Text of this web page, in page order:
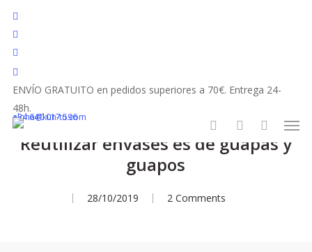
facebook
youtube
instagram
tiktok
ENVÍO GRATUITO en pedidos superiores a 70€. Entrega 24-
48h.
+34 640 017 596
aloha@kun-tu.com
searchaccount
Reutilizar envases es de guapas y
guapos
28/10/2019 2 Comments